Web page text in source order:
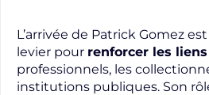
L’arrivée de Patrick Gomez
levier pour renforcer les
professionnels, les
institutions publiques. Son